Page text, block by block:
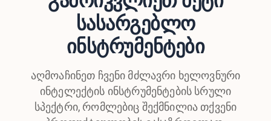
სასარგებლო
ინსტრუმენტები
აღმოაჩინეთ ჩვენი მძლავრი ხელოვნური
ინტელექტის ინსტრუმენტების სრული
სპექტრი, რომლებიც შექმნილია თქვენი